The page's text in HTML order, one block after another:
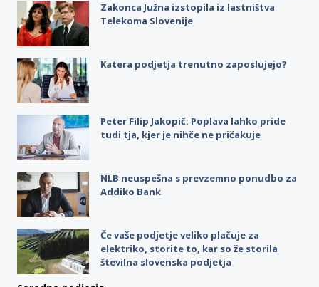
Zakonca Južna izstopila iz lastništva
Telekoma Slovenije
Katera podjetja trenutno zaposlujejo?
Peter Filip Jakopič: Poplava lahko pride
tudi tja, kjer je nihče ne pričakuje
NLB neuspešna s prevzemno ponudbo za
Addiko Bank
Če vaše podjetje veliko plačuje za
elektriko, storite to, kar so že storila
številna slovenska podjetja